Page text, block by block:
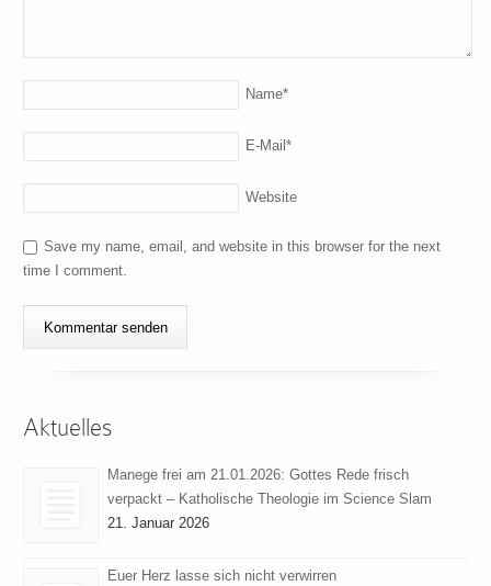
Name*
E-Mail*
Website
Save my name, email, and website in this browser for the next
time I comment.
Aktuelles
Manege frei am 21.01.2026: Gottes Rede frisch
verpackt – Katholische Theologie im Science Slam
21. Januar 2026
Euer Herz lasse sich nicht verwirren